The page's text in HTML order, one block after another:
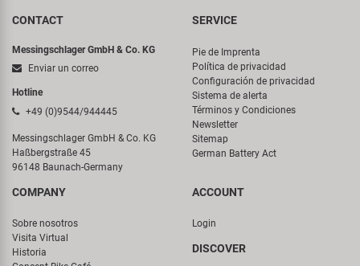
CONTACT
Messingschlager GmbH & Co. KG
Enviar un correo
Hotline
+49 (0)9544/944445
Messingschlager GmbH & Co. KG
Haßbergstraße 45
96148 Baunach-Germany
SERVICE
Pie de Imprenta
Política de privacidad
Configuración de privacidad
Sistema de alerta
Términos y Condiciones
Newsletter
Sitemap
German Battery Act
COMPANY
Sobre nosotros
Visita Virtual
Historia
ACCOUNT
Login
DISCOVER